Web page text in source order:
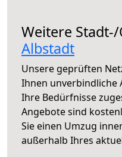
Weitere
Albstadt
Unsere geprüften
Ihnen unverbindliche
Ihre Bedürfnisse
Angebote sind
Sie einen Umzug
außerhalb Ihres